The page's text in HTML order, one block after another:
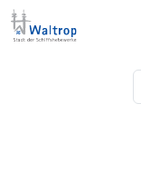
Direkt zum Inhalt